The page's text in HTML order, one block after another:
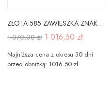
ZŁOTA 585 ZAWIESZKA ZNAK ZODIAKU STRZELEC
1 070,00 zł 1 016,50 zł
Najniższa cena z okresu 30 dni
przed obniżką: 1016.50 zł